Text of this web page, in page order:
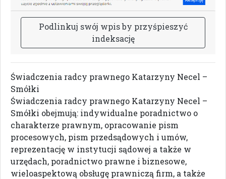
Podlinkuj swój wpisby przyśpieszyć
indeksację
Świadczenia radcy prawnego Katarzyny Necel –
Smółki
Świadczenia radcy prawnego Katarzyny Necel –
Smółki obejmują: indywidualne poradnictwo o
charakterze prawnym, opracowanie pism
procesowych, pism przedsądowych i umów,
reprezentację w instytucji sądowej a także w
urzędach, poradnictwo prawne i biznesowe,
wieloaspektową obsługę prawniczą firm, a także